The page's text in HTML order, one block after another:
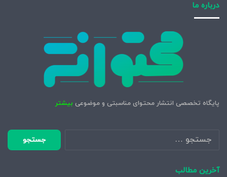
درباره ما
پایگاه تخصصی انتشار محتوای مناسبتی و موضوعی بیشتر
جستجو
برای:
آخرین مطالب